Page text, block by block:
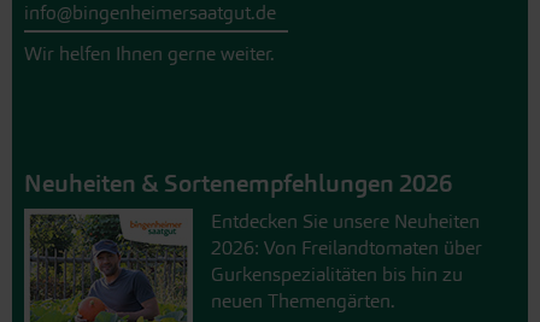
info@bingenheimersaatgut.de
Wir helfen Ihnen gerne weiter.
Neuheiten & Sortenempfehlungen 2026
Entdecken Sie unsere Neuheiten
2026: Von Freilandtomaten über
Gurkenspezialitäten bis hin zu
neuen Themengärten.